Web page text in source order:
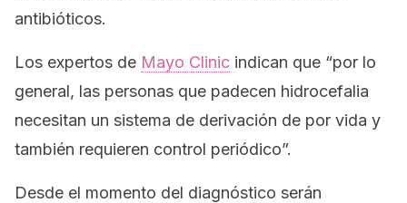
antibióticos.
Los expertos de Mayo Clinic indican que “por lo
general, las personas que padecen hidrocefalia
necesitan un sistema de derivación de por vida y
también requieren control periódico”.
Desde el momento del diagnóstico serán